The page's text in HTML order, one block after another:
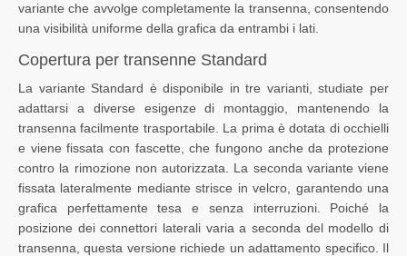
variante che avvolge completamente la transenna, consentendo
una visibilità uniforme della grafica da entrambi i lati.
Copertura per transenne Standard
La variante Standard è disponibile in tre varianti, studiate per
adattarsi a diverse esigenze di montaggio, mantenendo la
transenna facilmente trasportabile. La prima è dotata di occhielli
e viene fissata con fascette, che fungono anche da protezione
contro la rimozione non autorizzata. La seconda variante viene
fissata lateralmente mediante strisce in velcro, garantendo una
grafica perfettamente tesa e senza interruzioni. Poiché la
posizione dei connettori laterali varia a seconda del modello di
transenna, questa versione richiede un adattamento specifico. Il